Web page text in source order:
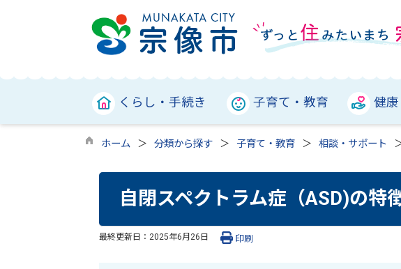
くらし・手続き 子育て・教育 健
ホーム 分類から探す 子育て・教育 相談・サポート
自閉スペクトラム症（ASD)の特
最終更新日： 2025年6月26日 印刷